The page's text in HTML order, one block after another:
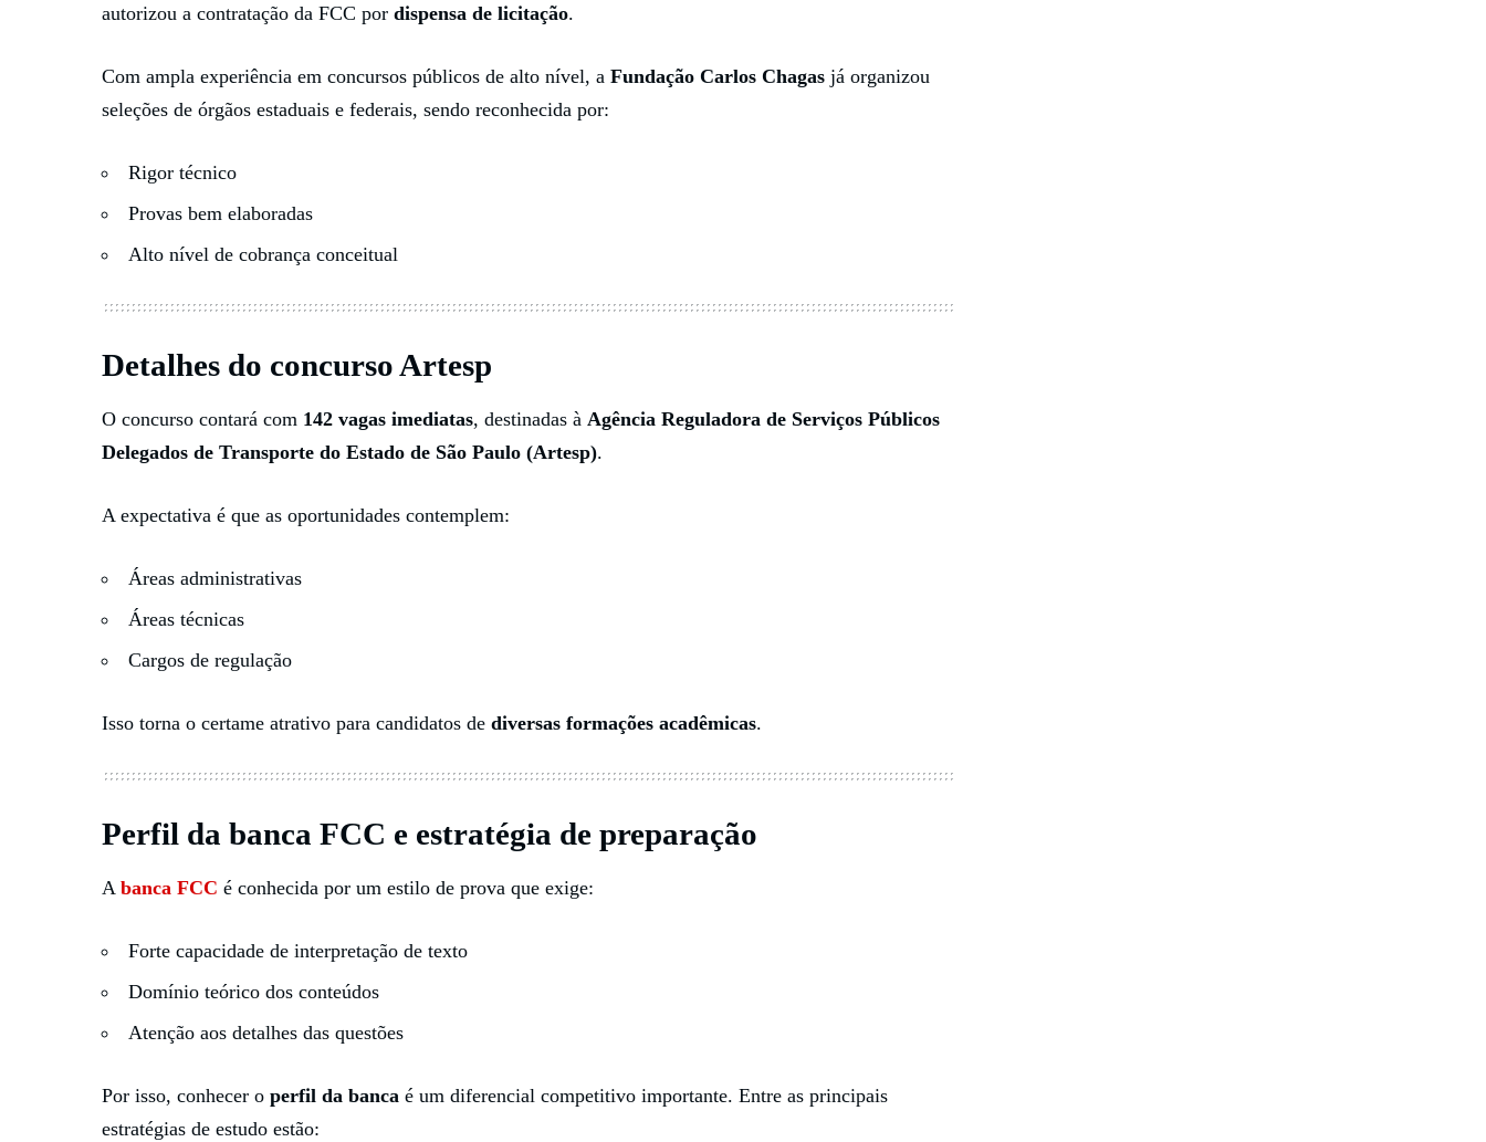
autorizou a contratação da FCC por dispensa de licitação.
Com ampla experiência em concursos públicos de alto nível, a Fundação Carlos Chagas já organizou
seleções de órgãos estaduais e federais, sendo reconhecida por:
Rigor técnico
Provas bem elaboradas
Alto nível de cobrança conceitual
Detalhes do concurso Artesp
O concurso contará com 142 vagas imediatas, destinadas à Agência Reguladora de Serviços Públicos
Delegados de Transporte do Estado de São Paulo (Artesp).
A expectativa é que as oportunidades contemplem:
Áreas administrativas
Áreas técnicas
Cargos de regulação
Isso torna o certame atrativo para candidatos de diversas formações acadêmicas.
Perfil da banca FCC e estratégia de preparação
A banca FCC é conhecida por um estilo de prova que exige:
Forte capacidade de interpretação de texto
Domínio teórico dos conteúdos
Atenção aos detalhes das questões
Por isso, conhecer o perfil da banca é um diferencial competitivo importante. Entre as principais
estratégias de estudo estão: